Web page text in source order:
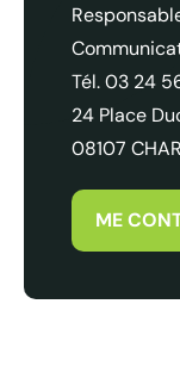
Tél. 03 24
24 Place
08107
ME